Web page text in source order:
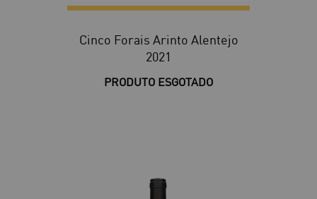
Cinco Forais Arinto Alentejo
2021
PRODUTO ESGOTADO